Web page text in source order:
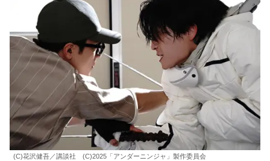
(C)花沢健吾／講談社 (C)2025「アンダーニンジャ」製作委員会